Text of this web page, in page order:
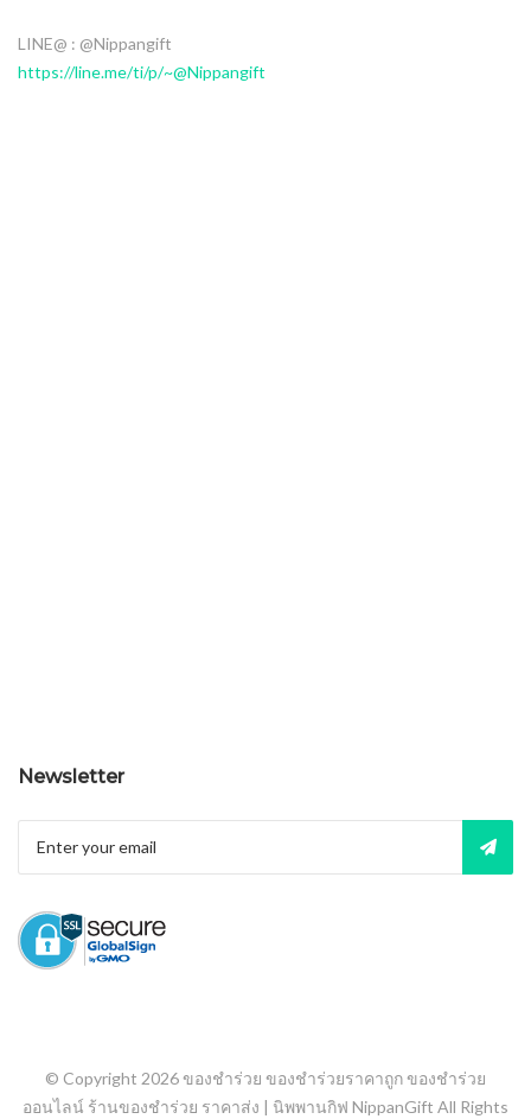
LINE@ : @Nippangift
https://line.me/ti/p/~@Nippangift
Newsletter
© Copyright 2026ของชำร่วย ของชำร่วยราคาถูก ของชำร่วย
ออนไลน์ ร้านของชำร่วย ราคาส่ง | นิพพานกิฟ NippanGift All Rights